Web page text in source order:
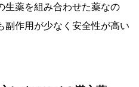
生薬を組み合わせた薬なの
副作用が少なく安全性が高い